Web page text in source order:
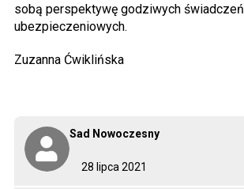
28 lipca 2021
Sad Nowoczesny
sobą perspektywę godziwych świadczeń
ubezpieczeniowych.
Zuzanna Ćwiklińska